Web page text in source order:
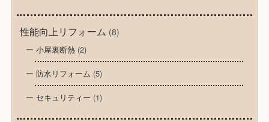
性能向上リフォーム (8)
小屋裏断熱(2)
防水リフォーム (5)
セキュリティー (1)